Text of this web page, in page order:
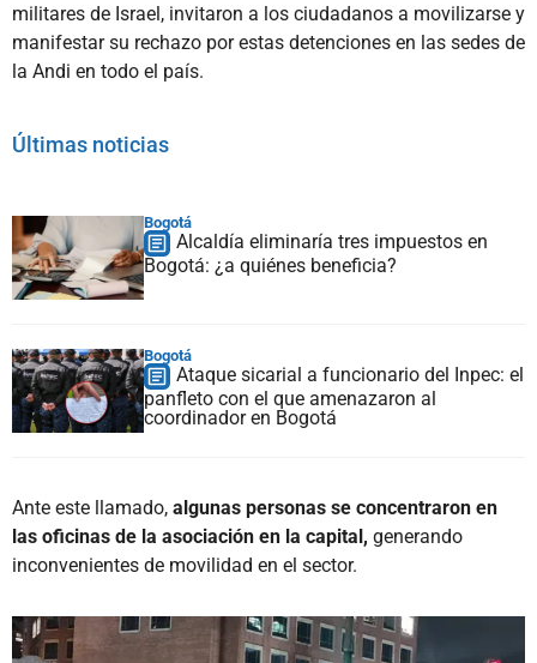
militares de Israel, invitaron a los ciudadanos a movilizarse y
manifestar su rechazo por estas detenciones en las sedes de
la Andi en todo el país.
Últimas noticias
Bogotá
Alcaldía eliminaría tres impuestos en
Bogotá: ¿a quiénes beneficia?
Bogotá
Ataque sicarial a funcionario del Inpec: el
panfleto con el que amenazaron al
coordinador en Bogotá
Ante este llamado, algunas personas se concentraron en
las oficinas de la asociación en la capital, generando
inconvenientes de movilidad en el sector.